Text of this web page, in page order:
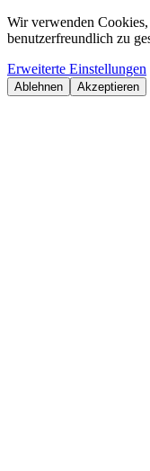
Wir verwenden
benutzerfreundlich zu
Erweiterte Einstellungen
Ablehnen Akzeptieren